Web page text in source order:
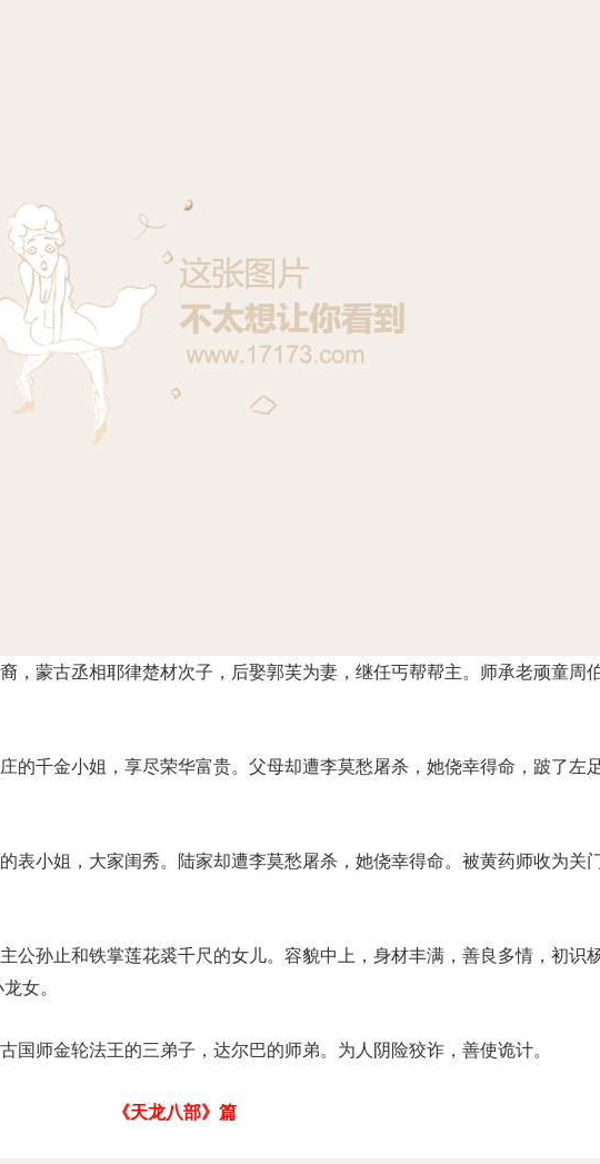
，蒙古丞相耶律楚材次子，后娶郭芙为妻，继任丐帮帮主。师承老顽童周
的千金小姐，享尽荣华富贵。父母却遭李莫愁屠杀，她侥幸得命，跛了左
表小姐，大家闺秀。陆家却遭李莫愁屠杀，她侥幸得命。被黄药师收为关
公孙止和铁掌莲花裘千尺的女儿。容貌中上，身材丰满，善良多情，初识
女。
国师金轮法王的三弟子，达尔巴的师弟。为人阴险狡诈，善使诡计。
《天龙八部》篇